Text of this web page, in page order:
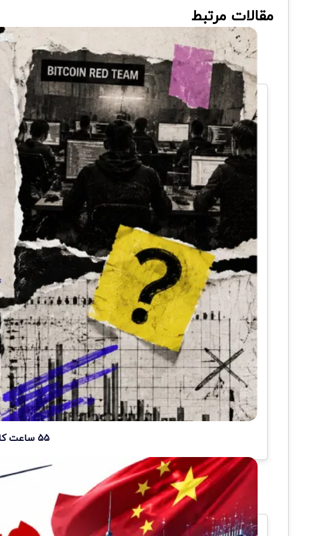
مقالات مرتبط
۵۵ ساعت کافی بود؛ هوش مصنوعی هزاران مشکل بیت کوین را پیدا کرد